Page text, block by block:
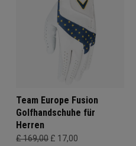
Team Europe Fusion
Golfhandschuhe für
Herren
£ 169,00 £ 17,00